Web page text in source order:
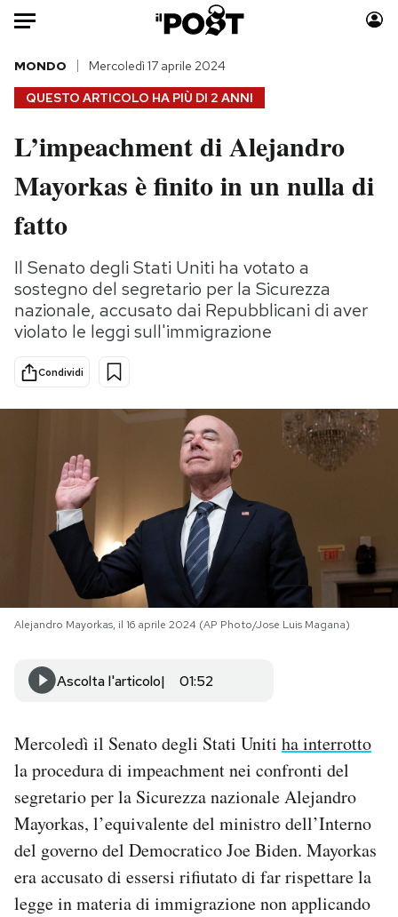
Auto
HOME
Italia
Politica
Tecnologia
Scienza
Cultura
Economia
Sport
Moda
Consumismi
Media
Europa
Altrecose
NEWSLETTER
I MIEI PREFERITI
SHOP
CALENDARIO
Area Personale
Notifiche mobile
Regala il Post
Hai bisogno di aiuto?
Esci
QUESTO ARTICOLO HA PIÙ DI 2 ANNI
MONDO Mercoledì 17 aprile 2024
L’impeachment di Alejandro
Mayorkas è finito in un nulla di
fatto
Il Senato degli Stati Uniti ha votato a
sostegno del segretario per la Sicurezza
nazionale, accusato dai Repubblicani di aver
violato le leggi sull'immigrazione
Condividi
Alejandro Mayorkas, il 16 aprile 2024 (AP Photo/Jose Luis Magana)
Ascolta l'articolo 01:52
Mercoledì il Senato degli Stati Uniti ha interrotto
la procedura di impeachment nei confronti del
segretario per la Sicurezza nazionale Alejandro
Mayorkas, l’equivalente del ministro dell’Interno
del governo del Democratico Joe Biden. Mayorkas
era accusato di essersi rifiutato di far rispettare la
legge in materia di immigrazione non applicando